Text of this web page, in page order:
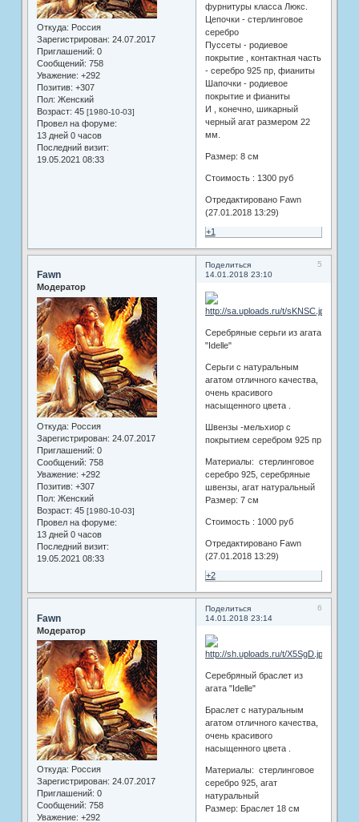
Откуда: Россия
Зарегистрирован: 24.07.2017
Приглашений: 0
Сообщений: 758
Уважение: +292
Позитив: +307
Пол: Женский
Возраст: 45 [1980-10-03]
Провел на форуме:
13 дней 0 часов
Последний визит:
19.05.2021 08:33
фурнитуры класса Люкс.
Цепочки - стерлинговое
серебро
Пуссеты - родиевое
покрытие , контактная часть
- серебро 925 пр, фианиты
Шапочки - родиевое
покрытие и фианиты
И , конечно, шикарный
черный агат размером 22
мм.
Размер: 8 см
Стоимость : 1300 руб
Отредактировано Fawn
(27.01.2018 13:29)
+1
Поделиться
5
14.01.2018 23:10
Fawn
Модератор
Откуда: Россия
Зарегистрирован: 24.07.2017
Приглашений: 0
Сообщений: 758
Уважение: +292
Позитив: +307
Пол: Женский
Возраст: 45 [1980-10-03]
Провел на форуме:
13 дней 0 часов
Последний визит:
19.05.2021 08:33
Серебряные серьги из агата
"Idelle"
Серьги с натуральным
агатом отличного качества,
очень красивого
насыщенного цвета .
Швензы -мельхиор с
покрытием серебром 925 пр
Материалы: стерлинговое
серебро 925, серебряные
швензы, агат натуральный
Размер: 7 см
Стоимость : 1000 руб
Отредактировано Fawn
(27.01.2018 13:29)
+2
Поделиться
6
14.01.2018 23:14
Fawn
Модератор
Откуда: Россия
Зарегистрирован: 24.07.2017
Приглашений: 0
Сообщений: 758
Уважение: +292
Серебряный браслет из
агата "Idelle"
Браслет с натуральным
агатом отличного качества,
очень красивого
насыщенного цвета .
Материалы: стерлинговое
серебро 925, агат
натуральный
Размер: Браслет 18 см